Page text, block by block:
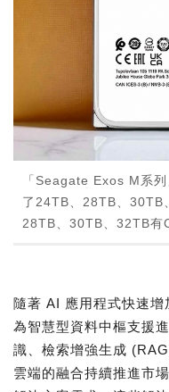
「Seagate Exos M系
了24TB、28TB、30TB
28TB、30TB、32TB有
隨著 AI 應用程式快速
為智慧型資料中樞支援
識、檢索增強生成
雲端的融合持續推進市